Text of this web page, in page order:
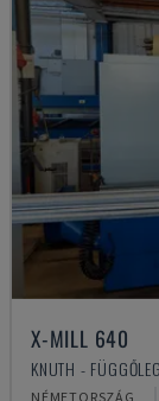
X-MILL 640
KNUTH -
NÉMETORSZÁG